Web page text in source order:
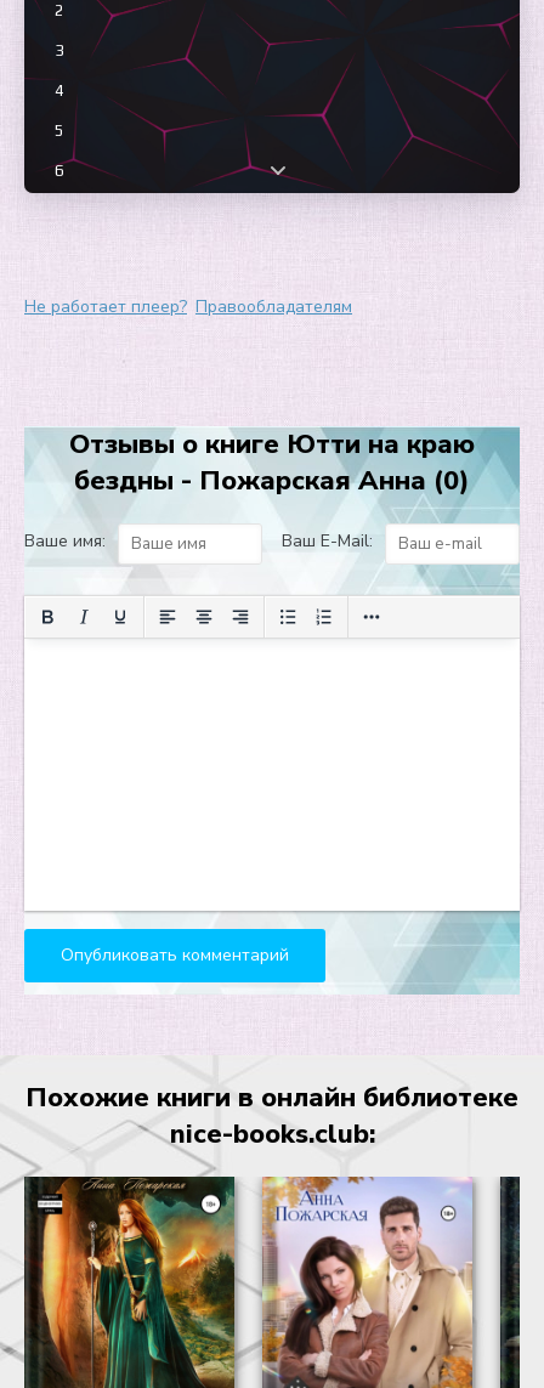
2
3
4
5
6
Не работает плеер? Правообладателям
Отзывы о книге Ютти на краю
бездны - Пожарская Анна (0)
Ваше имя: Ваш E-Mail:
Похожие книги в онлайн библиотеке
nice-books.club: